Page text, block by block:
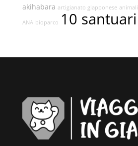
akihabara artigianato giapponese animali
ANA bioparco 10 santuari